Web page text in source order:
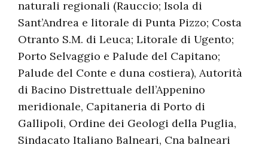
naturali regionali (Rauccio; Isola di
Sant’Andrea e litorale di Punta Pizzo; Costa
Otranto S.M. di Leuca; Litorale di Ugento;
Porto Selvaggio e Palude del Capitano;
Palude del Conte e duna costiera), Autorità
di Bacino Distrettuale dell’Appenino
meridionale, Capitaneria di Porto di
Gallipoli, Ordine dei Geologi della Puglia,
Sindacato Italiano Balneari, Cna balneari